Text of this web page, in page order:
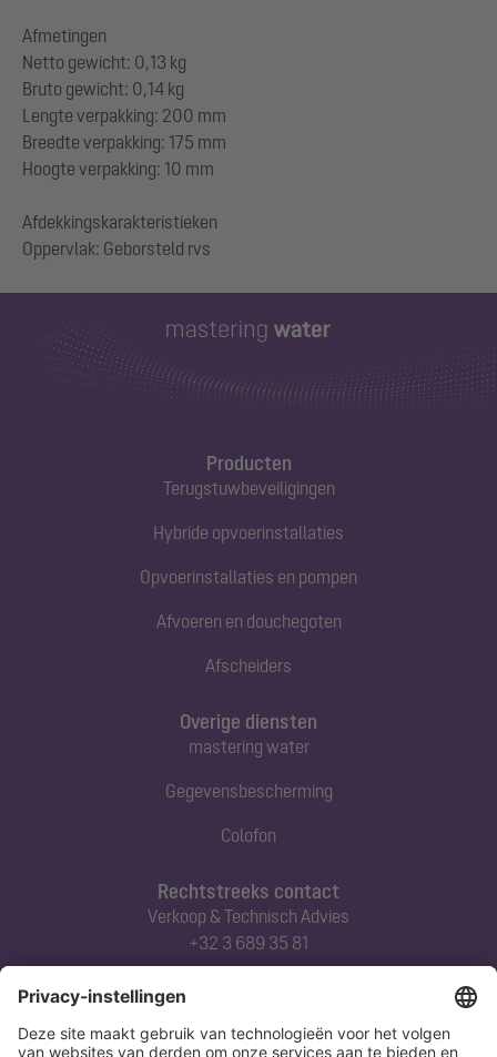
Afmetingen
Netto gewicht: 0,13 kg
Bruto gewicht: 0,14 kg
Lengte verpakking: 200 mm
Breedte verpakking: 175 mm
Hoogte verpakking: 10 mm
Afdekkingskarakteristieken
Producten
Terugstuwbeveiligingen
Hybride opvoerinstallaties
Opvoerinstallaties en pompen
Afvoeren en douchegoten
Afscheiders
Rechtstreeks contact
Verkoop & Technisch Advies
+32 3 689 35 81
Abonneert u zich op onze nieuwsbrief
Overige diensten
mastering water
Gegevensbescherming
Colofon